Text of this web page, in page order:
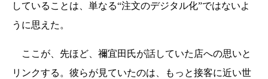
していることは、単なる“注文のデジタル化”ではないよ
うに思えた。
ここが、先ほど、禰宜田氏が話していた店への思いと
リンクする。彼らが見ていたのは、もっと接客に近い世